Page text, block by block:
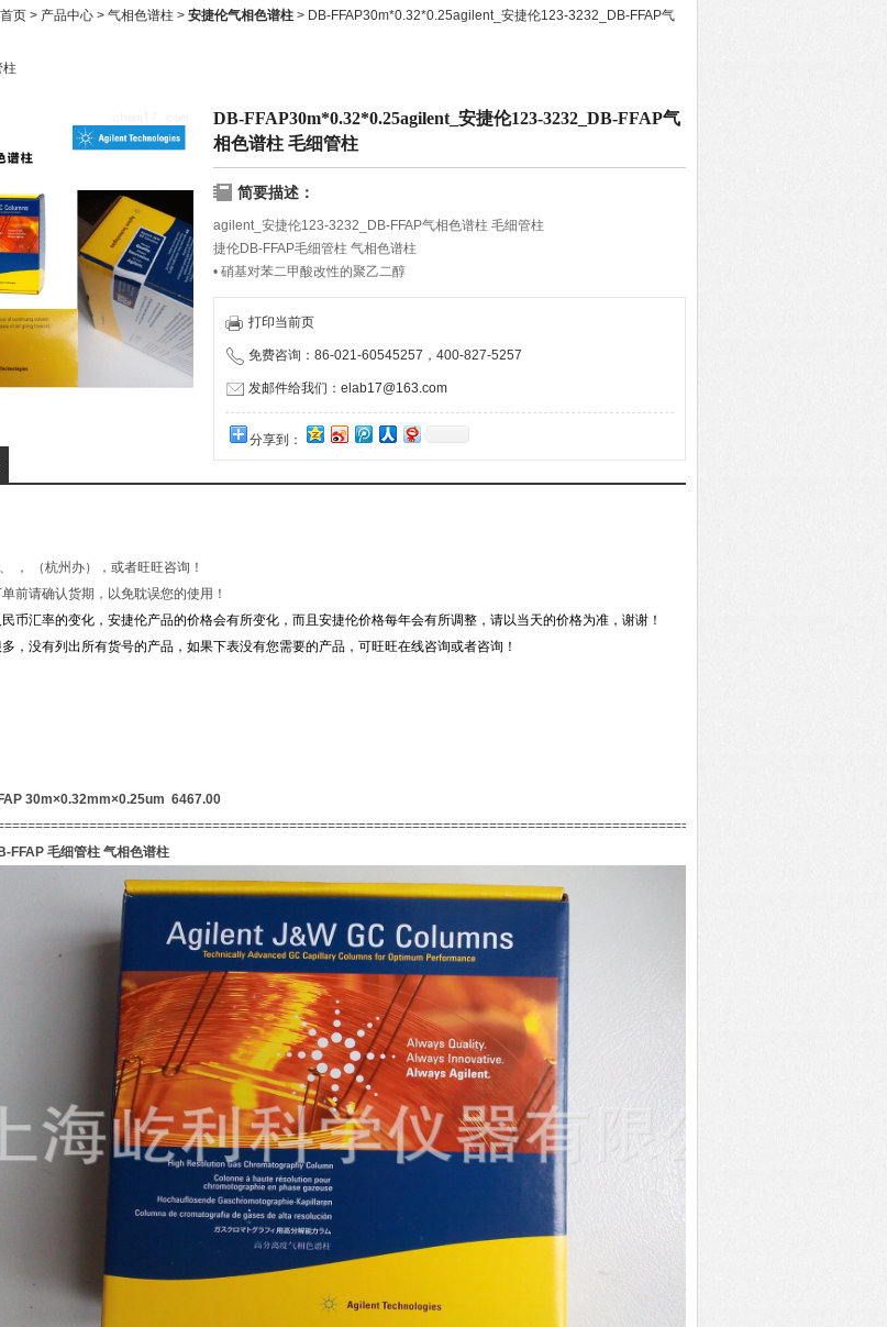
页 > 产品中心 > 气相色谱柱 > 安捷伦气相色谱柱 > DB-FFAP30m*0.32*0.25agilent_安捷伦123-3232_DB-FFAP气
柱
DB-FFAP30m*0.32*0.25agilent_安捷伦123-3232_DB-FFAP气
相色谱柱 毛细管柱
简要描述：
agilent_安捷伦123-3232_DB-FFAP气相色谱柱 毛细管柱
捷伦DB-FFAP毛细管柱 气相色谱柱
• 硝基对苯二甲酸改性的聚乙二醇
• 强极性
• 温度范围从40 °C 到250 °C
• 取代OV-351
• 键合与交联
• 可用溶剂冲洗
• 基本相当于USP 固定相G35
注：我们不推荐使用水或者甲醇冲洗DB-FFAP 气相色谱柱。
打印当前页
免费咨询：86-021-60545257，400-827-5257
发邮件给我们：elab17@163.com
分享到：
， （杭州办），或者旺旺咨询！
前请确认货期，以免耽误您的使用！
币汇率的变化，安捷伦产品的价格会有所变化，而且安捷伦价格每年会有所调整，请以当天的价格为准，谢谢！
，没有列出所有货号的产品，如果下表没有您需要的产品，可旺旺在线咨询或者咨询！
30m×0.32mm×0.25um 6467.00
FFAP 毛细管柱 气相色谱柱